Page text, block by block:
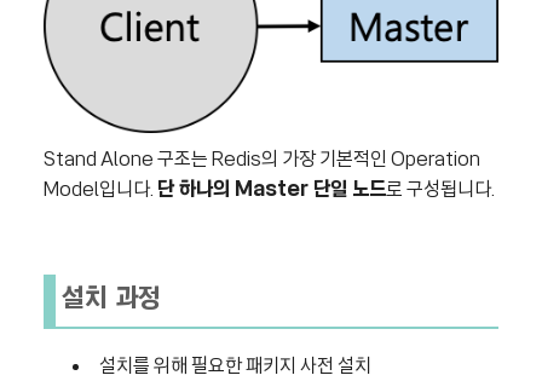
Stand Alone 구조는 Redis의 가장 기본적인 Operation
Model입니다. 단 하나의 Master 단일 노드로 구성됩니다.
설치 과정
설치를 위해 필요한 패키지 사전 설치